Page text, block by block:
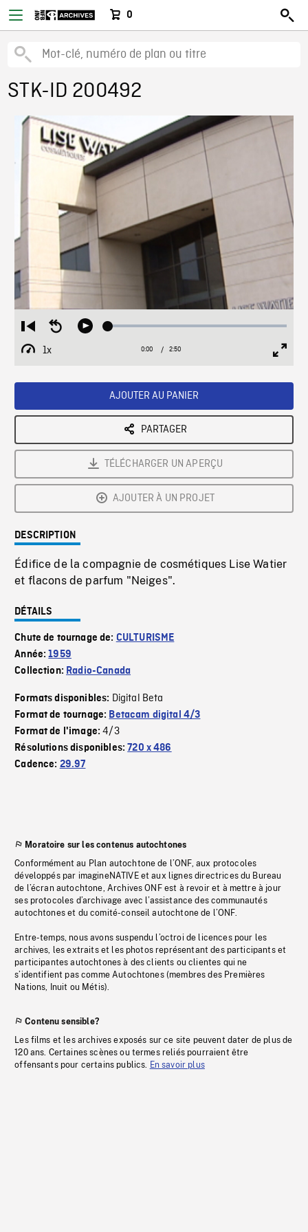
0
STK-ID 200492
Restart
from
beginning
Seek
Play Loaded:
1x
Playback
Current
0:00 / Duration
2:50
AJOUTER AU PANIER
PARTAGER
TÉLÉCHARGER UN APERÇU
AJOUTER À UN PROJET
DESCRIPTION
Édifice de la compagnie de cosmétiques Lise Watier
et flacons de parfum "Neiges".
DÉTAILS
Chute de tournage de: CULTURISME
Année:1959
Collection: Radio-Canada
Formats disponibles: Digital Beta
Format de tournage: Betacam digital 4/3
Format de l'image:4/3
Résolutions disponibles:720 x 486
Cadence: 29.97
Moratoire sur les contenus autochtones
Conformément au Plan autochtone de l’ONF, aux protocoles
développés par imagineNATIVE et aux lignes directrices du Bureau
de l’écran autochtone, Archives ONF est à revoir et à mettre à jour
ses protocoles d’archivage avec l’assistance des communautés
autochtones et du comité-conseil autochtone de l’ONF.
Entre-temps, nous avons suspendu l’octroi de licences pour les
archives, les extraits et les photos représentant des participants et
participantes autochtones à des clients ou clientes qui ne
s’identifient pas comme Autochtones (membres des Premières
Nations, Inuit ou Métis).
Contenu sensible?
Les films et les archives exposés sur ce site peuvent dater de plus de
120 ans. Certaines scènes ou termes reliés pourraient être
offensants pour certains publics. En savoir plus